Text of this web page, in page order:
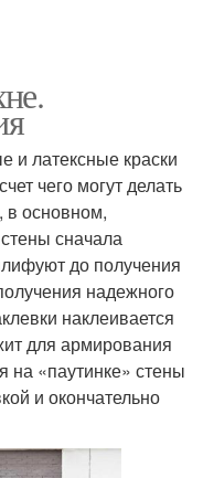
и латексные краски
чего могут делать
основном,
сначала
до получения
надежного
наклеивается
для армирования
«паутинке» стены
и окончательно